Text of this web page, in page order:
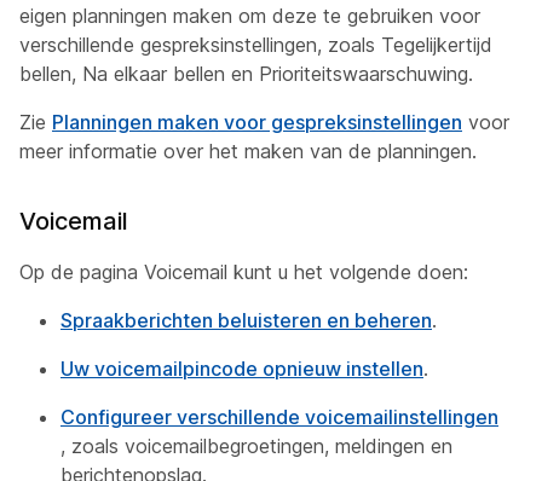
eigen planningen maken om deze te gebruiken voor
verschillende gespreksinstellingen, zoals Tegelijkertijd
bellen, Na elkaar bellen en Prioriteitswaarschuwing.
Zie Planningen maken voor gespreksinstellingen voor
meer informatie over het maken van de planningen.
Voicemail
Op de pagina Voicemail kunt u het volgende doen:
Spraakberichten beluisteren en beheren.
Uw voicemailpincode opnieuw instellen.
Configureer verschillende voicemailinstellingen
, zoals voicemailbegroetingen, meldingen en
berichtenopslag.